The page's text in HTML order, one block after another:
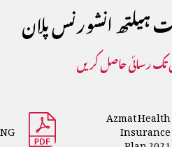
ہیلتھ انشورنس پلان
تک رسائی حاصل کریں
Azmat Health
Insurance